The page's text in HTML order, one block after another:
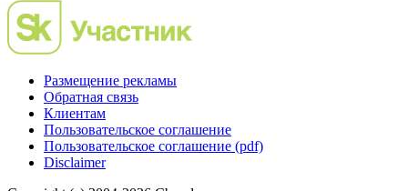
Размещение рекламы
Обратная связь
Клиентам
Пользовательское соглашение
Пользовательское соглашение (pdf)
Disclaimer